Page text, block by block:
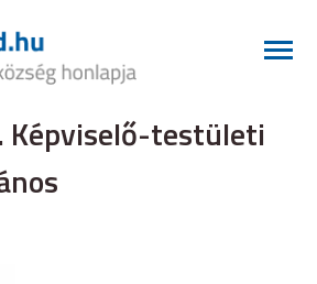
Képviselő-testületi